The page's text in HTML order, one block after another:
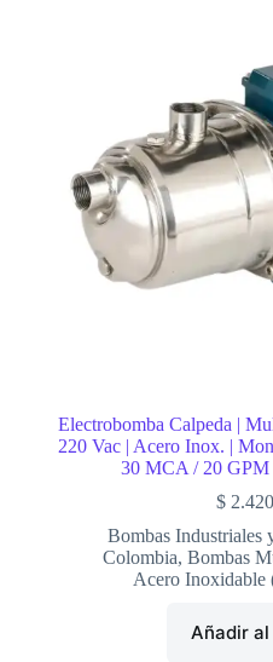
Electrobomba Calpeda |
220 Vac | Acero Inox. |
30 MCA / 20
$
Bombas Industriales
Colombia, Bombas
Acero
Añadir